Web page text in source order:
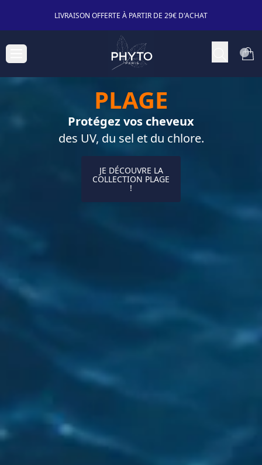
LIVRAISON OFFERTE À PARTIR DE 29€ D'ACHAT
PLAGE
Protégez vos cheveux
des UV, du sel et du chlore.
JE DÉCOUVRE LA
COLLECTION PLAGE
!